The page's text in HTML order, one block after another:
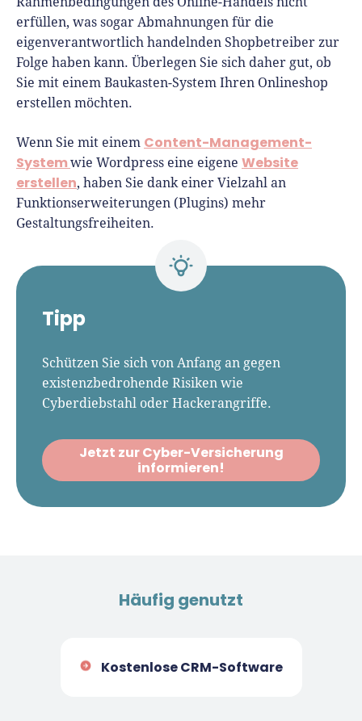
erfüllen, was sogar Abmahnungen für die
eigenverantwortlich handelnden Shopbetreiber zur
Folge haben kann. Überlegen Sie sich daher gut, ob
Sie mit einem Baukasten-System Ihren Onlineshop
erstellen möchten.
Wenn Sie mit einem Content-Management-
System wie Wordpress eine eigene Website
erstellen, haben Sie dank einer Vielzahl an
Funktionserweiterungen (Plugins) mehr
Gestaltungsfreiheiten.
Tipp
Schützen Sie sich von Anfang an gegen
existenzbedrohende Risiken wie
Cyberdiebstahl oder Hackerangriffe.
Jetzt zur Cyber-Versicherung
informieren!
Häufig genutzt
Kostenlose CRM-Software